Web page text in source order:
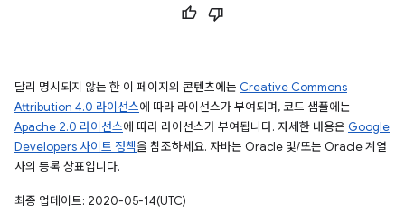
달리 명시되지 않는 한 이 페이지의 콘텐츠에는 Creative Commons
Attribution 4.0 라이선스에 따라 라이선스가 부여되며, 코드 샘플에는
Apache 2.0 라이선스에 따라 라이선스가 부여됩니다. 자세한 내용은 Google
Developers 사이트 정책을 참조하세요. 자바는 Oracle 및/또는 Oracle 계열
사의 등록 상표입니다.
최종 업데이트: 2020-05-14(UTC)